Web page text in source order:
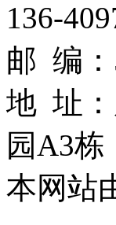
136-
邮 编
地 址：
园A3栋
本网站